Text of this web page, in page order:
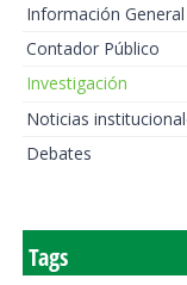
Información General
Contador Público
Investigación
Noticias
Debates
Tags